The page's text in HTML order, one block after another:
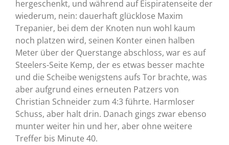
hergeschenkt, und während auf Eispiratenseite der
wiederum, nein: dauerhaft glücklose Maxim
Trepanier, bei dem der Knoten nun wohl kaum
noch platzen wird, seinen Konter einen halben
Meter über der Querstange abschloss, war es auf
Steelers-Seite Kemp, der es etwas besser machte
und die Scheibe wenigstens aufs Tor brachte, was
aber aufgrund eines erneuten Patzers von
Christian Schneider zum 4:3 führte. Harmloser
Schuss, aber halt drin. Danach gings zwar ebenso
munter weiter hin und her, aber ohne weitere
Treffer bis Minute 40.